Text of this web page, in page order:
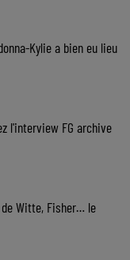
Kylie a bien eu lieu
l'interview FG archive
Witte, Fisher… le